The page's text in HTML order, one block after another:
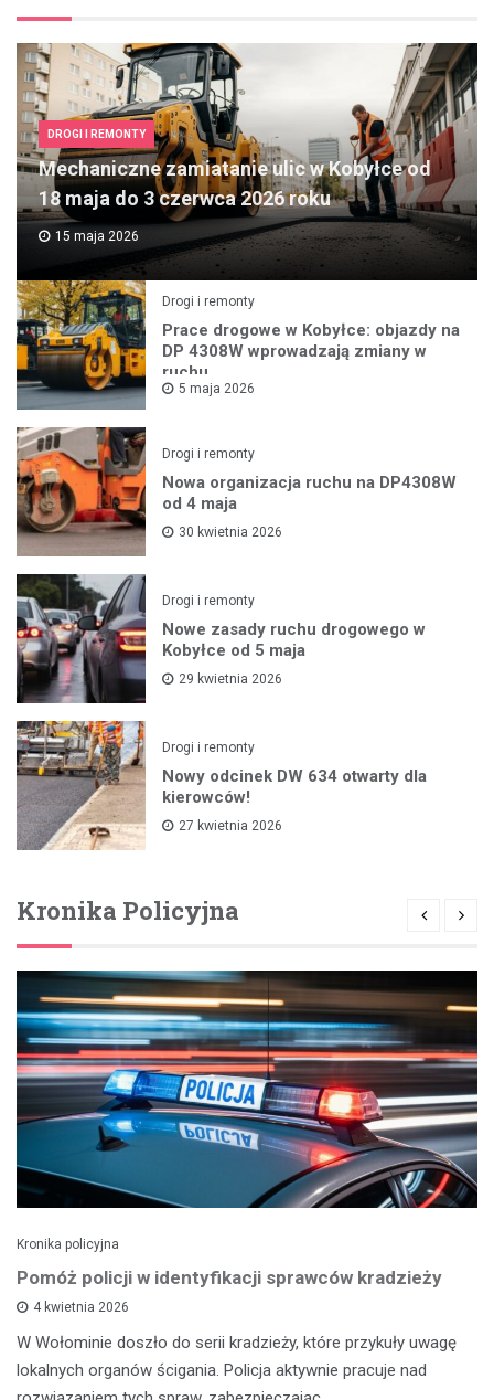
DROGI I REMONTY
Mechaniczne zamiatanie ulic w Kobyłce od
18 maja do 3 czerwca 2026 roku
15 maja 2026
Drogi i remonty
Prace drogowe w Kobyłce: objazdy na
DP 4308W wprowadzają zmiany w
ruchu
5 maja 2026
Drogi i remonty
Nowa organizacja ruchu na DP4308W
od 4 maja
30 kwietnia 2026
Drogi i remonty
Nowe zasady ruchu drogowego w
Kobyłce od 5 maja
29 kwietnia 2026
Drogi i remonty
Nowy odcinek DW 634 otwarty dla
kierowców!
27 kwietnia 2026
Kronika Policyjna
Kronika policyjna
Pomóż policji w identyfikacji sprawców kradzieży
4 kwietnia 2026
W Wołominie doszło do serii kradzieży, które przykuły uwagę
lokalnych organów ścigania. Policja aktywnie pracuje nad